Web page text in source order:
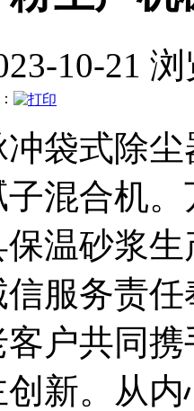
10-21
式除尘
混合机
温砂浆
服务责
户共同
新。从